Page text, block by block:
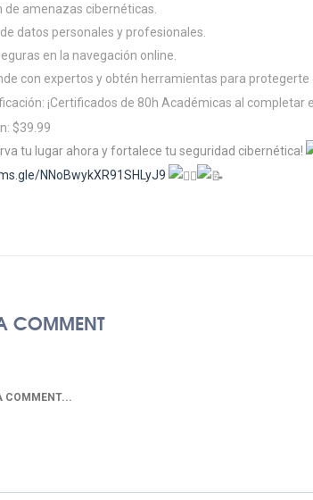
de amenazas cibernéticas.
datos personales y profesionales.
en la navegación online.
con expertos y obtén herramientas para protegerte
¡Certificados de 80h Académicas al completar
$39.99
tu lugar ahora y fortalece tu seguridad cibernética!
NNoBwykXR91SHLyJ9
COMMENT